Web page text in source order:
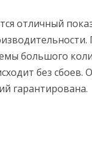
отличный
большого
без сбоев.
гарантирована.